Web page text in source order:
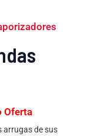
Oferta
arrugas de sus